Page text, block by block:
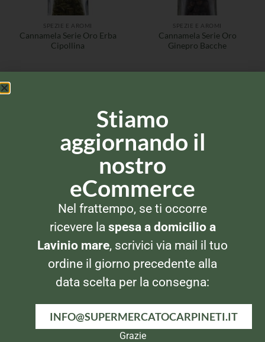
SPEZIE E AROMI
Cannamela Serie Oro Erba
Cipollina
SPEZIE E AROMI
Cannamela Serie Oro
Ginepro Bacche
SPEZIE E AROMI
Cannamela Serie Oro Semi
di Papavero
Cannamela Serie Oro
Peperoncino Intero
Stiamo
aggiornando il
nostro
eCommerce
Nel frattempo, se ti occorre
ricevere la spesa a domicilio a
Lavinio mare, scrivici via mail il tuo
ordine il giorno precedente alla
data scelta per la consegna:
INFO@SUPERMERCATOCARPINETI.IT
Grazie